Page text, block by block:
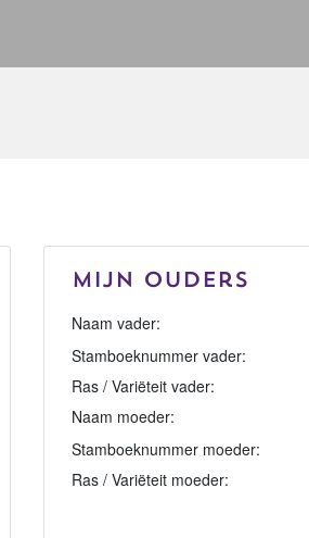
Mijn Ouders
Naam vader:
Stamboeknummer vader:
Ras / Variëteit vader:
Naam moeder:
Stamboeknummer moeder:
Ras / Variëteit moeder: